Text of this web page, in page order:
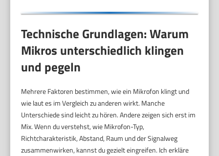
Technische Grundlagen: Warum
Mikros unterschiedlich klingen
und pegeln
Mehrere Faktoren bestimmen, wie ein Mikrofon klingt und
wie laut es im Vergleich zu anderen wirkt. Manche
Unterschiede sind leicht zu hören. Andere zeigen sich erst im
Mix. Wenn du verstehst, wie Mikrofon-Typ,
Richtcharakteristik, Abstand, Raum und der Signalweg
zusammenwirken, kannst du gezielt eingreifen. Ich erkläre